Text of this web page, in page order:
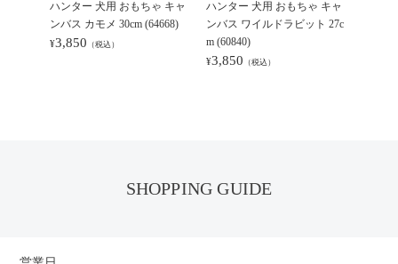
ハンター 犬用 おもちゃ キャ
ンバス カモメ 30cm (64668)
¥3,850 （税込）
ハンター 犬用 おもちゃ キャ
ンバス ワイルドラビット 27c
m (60840)
¥3,850 （税込）
SHOPPING GUIDE